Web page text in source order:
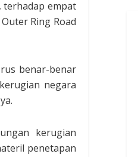
terhadap empat
Ring Road
benar-benar
negara
kerugian
penetapan